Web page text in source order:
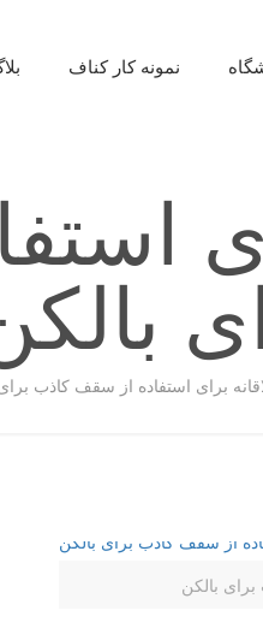
نمونه کار کناف
برای استفاده از سقف کاذب
بالکن